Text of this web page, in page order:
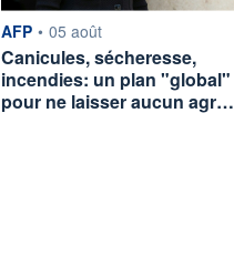
information fournie par
AFP • 05 août
Canicules, sécheresse,
incendies: un plan "global"
pour ne laisser aucun agr…